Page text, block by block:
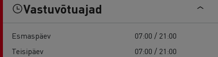
Vastuvõtuajad
Esmaspäev
07:00 / 21:00
Teisipäev
07:00 / 21:00